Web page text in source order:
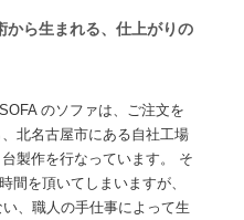
から生まれる、仕上がりの
のソファは、ご注文を
北名古屋市にある自社工場
製作を行なっています。 そ
間を頂いてしまいますが、
、職人の手仕事によって生